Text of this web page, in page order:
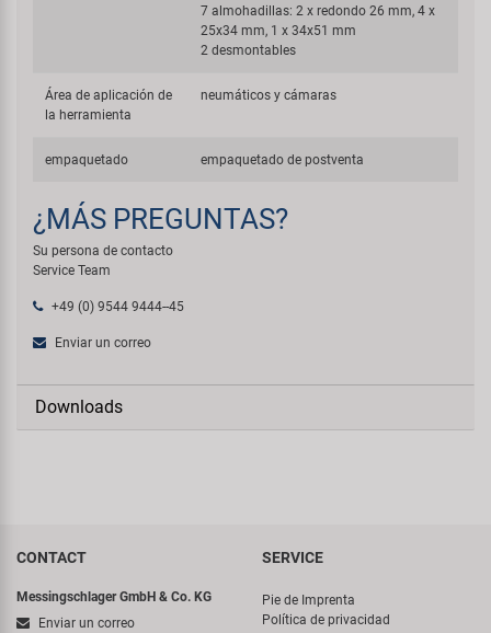
7 almohadillas: 2 x redondo 26 mm, 4 x
25x34 mm, 1 x 34x51 mm
2 desmontables
Área de aplicación de
la herramienta
neumáticos y cámaras
empaquetado empaquetado de postventa
¿MÁS PREGUNTAS?
Su persona de contacto
Service Team
+49 (0) 9544 9444--45
Enviar un correo
Downloads
CONTACT
Messingschlager GmbH & Co. KG
Enviar un correo
SERVICE
Pie de Imprenta
Política de privacidad